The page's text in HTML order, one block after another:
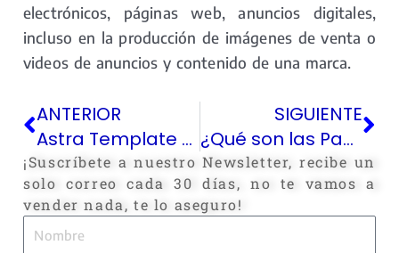
electrónicos, páginas web, anuncios digitales,
incluso en la producción de imágenes de venta o
videos de anuncios y contenido de una marca.
Ant
ANTERIOR
Astra Template o Theme
SIGUIENTE
¿Qué son las Pasarelas de Pagos?
¡Suscríbete a nuestro Newsletter, recibe un
solo correo cada 30 días, no te vamos a
vender nada, te lo aseguro!
Nombre